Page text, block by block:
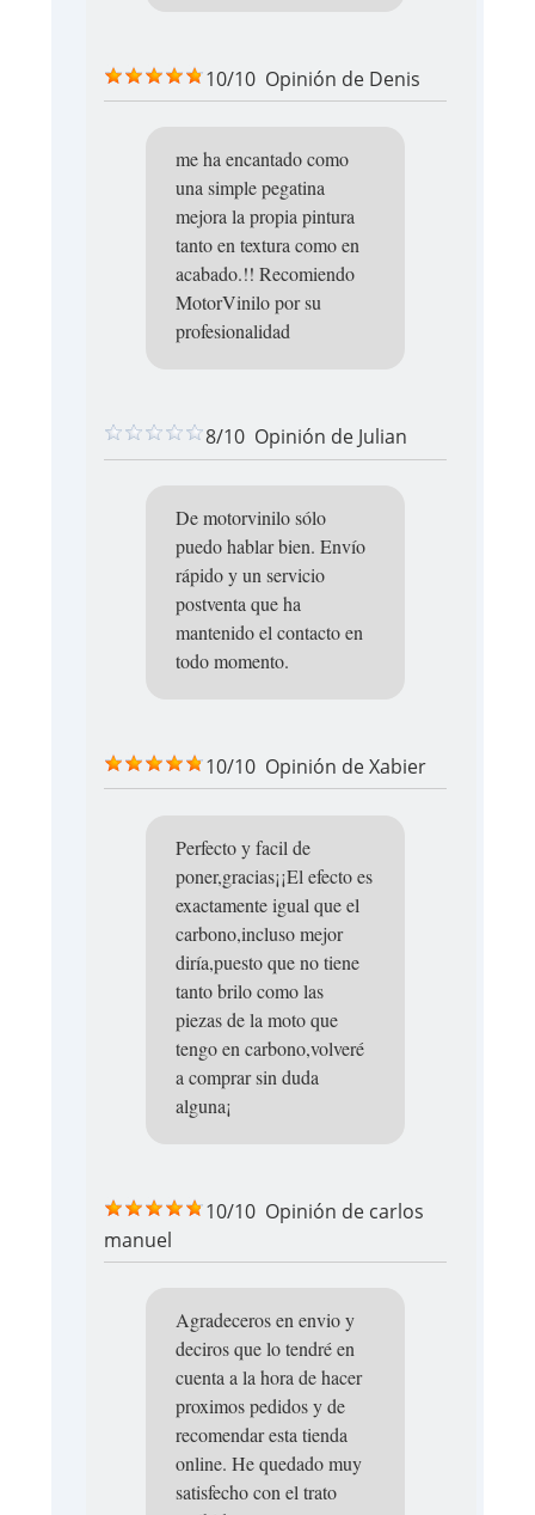
10/10 Opinión de Denis
me ha encantado como
una simple pegatina
mejora la propia pintura
tanto en textura como en
acabado.!! Recomiendo
MotorVinilo por su
profesionalidad
8/10 Opinión de Julian
De motorvinilo sólo
puedo hablar bien. Envío
rápido y un servicio
postventa que ha
mantenido el contacto en
todo momento.
10/10 Opinión deXabier
Perfecto y facil de
poner,gracias¡¡El efecto es
exactamente igual que el
carbono,incluso mejor
diría,puesto que no tiene
tanto brilo como las
piezas de la moto que
tengo en carbono,volveré
a comprar sin duda
alguna¡
10/10 Opinión de carlos
manuel
Agradeceros en envio y
deciros que lo tendré en
cuenta a la hora de hacer
proximos pedidos y de
recomendar esta tienda
online. He quedado muy
satisfecho con el trato